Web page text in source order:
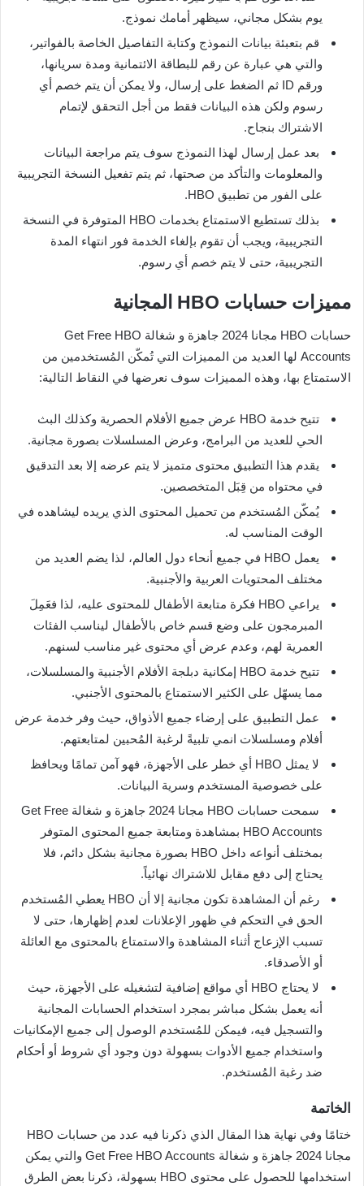
يوم بشكل مجاني، سيظهر أمامك نموذج.
قم بتعبئة بيانات النموذج وكتابة التفاصيل الخاصة بالفواتير،
والتي هي عبارة عن رقم للبطاقة الائتمانية ومدة سريانها،
ورقم ID ثم الضغط على إرسال، ولا يمكن أن يتم خصم أي
رسوم ولكن هذه البيانات فقط من أجل التحقق لإتمام
الاشتراك بنجاح.
بعد عمل إرسال لهذا النموذج سوف يتم مراجعة البيانات
والمعلومات والتأكد من صحتها، ثم يتم تفعيل النسخة التجريبية
على الفور من تطبيق HBO.
بذلك تستطيع الاستمتاع بخدمات HBO المتوفرة في النسخة
التجريبية، ويجب أن تقوم بإلغاء الخدمة فور انتهاء المدة
التجريبية، حتى لا يتم خصم أي رسوم.
مميزات حسابات HBO المجانية
حسابات HBO مجانا 2024 جاهزة و شغالة Get Free HBO
Accounts لها العديد من المميزات التي تُمكّن المُستخدمين من
الاستمتاع بها، وهذه المميزات سوف نعرضها في النقاط التالية:
تتيح خدمة HBO عرض جميع الأفلام الحصرية وكذلك البث
الحي للعديد من البرامج، وعرض المسلسلات بصورة مجانية.
يقدم هذا التطبيق محتوى متميز لا يتم عرضه إلا بعد التدقيق
في محتواه من قِبَل المتخصصين.
يُمكّن المُستخدم من تحميل المحتوى الذي يريده ليشاهده في
الوقت المناسب له.
يعمل HBO في جميع أنحاء دول العالم، لذا يضم العديد من
مختلف المحتويات العربية والأجنبية.
يراعي HBO فكرة متابعة الأطفال للمحتوى عليه، لذا فعَمِلَ
المبرمجون على وضع قسم خاص بالأطفال ليناسب الفئات
العمرية لهم، وعدم عرض أي محتوى غير مناسب لسنهم.
تتيح خدمة HBO إمكانية دبلجة الأفلام الأجنبية والمسلسلات،
مما يسهّل على الكثير الاستمتاع بالمحتوى الأجنبي.
عمل التطبيق على إرضاء جميع الأذواق، حيث وفر خدمة عرض
أفلام ومسلسلات انمي تلبيةً لرغبة المُحبين لمتابعتهم.
لا يمثل HBO أي خطر على الأجهزة، فهو آمن تمامًا ويحافظ
على خصوصية المستخدم وسرية البيانات.
سمحت حسابات HBO مجانا 2024 جاهزة و شغالة Get Free
HBO Accounts بمشاهدة ومتابعة جميع المحتوى المتوفر
بمختلف أنواعه داخل HBO بصورة مجانية بشكل دائم، فلا
يحتاج إلى دفع مقابل للاشتراك نهائياً.
رغم أن المشاهدة تكون مجانية إلا أن HBO يعطي المُستخدم
الحق في التحكم في ظهور الإعلانات لعدم إظهارها، حتى لا
تسبب الإزعاج أثناء المشاهدة والاستمتاع بالمحتوى مع العائلة
أو الأصدقاء.
لا يحتاج HBO أي مواقع إضافية لتشغيله على الأجهزة، حيث
أنه يعمل بشكل مباشر بمجرد استخدام الحسابات المجانية
والتسجيل فيه، فيمكن للمُستخدم الوصول إلى جميع الإمكانيات
واستخدام جميع الأدوات بسهولة دون وجود أي شروط أو أحكام
ضد رغبة المُستخدم.
الخاتمة
ختامًا وفي نهاية هذا المقال الذي ذكرنا فيه عدد من حسابات HBO
مجانا 2024 جاهزة و شغالة Get Free HBO Accounts والتي يمكن
استخدامها للحصول على محتوى HBO بسهولة، ذكرنا بعض الطرق